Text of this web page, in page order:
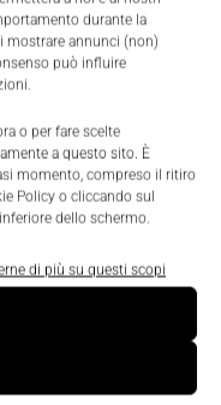
durante la
mostrare annunci (non)
può influire
o per fare scelte
a questo sito. È
momento, compreso il ritiro
Policy o cliccando sul
dello schermo.
di più su questi scopi